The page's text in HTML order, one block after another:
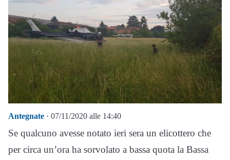
Antegnate · 07/11/2020 alle 14:40
Se qualcuno avesse notato ieri sera un elicottero che
per circa un’ora ha sorvolato a bassa quota la Bassa